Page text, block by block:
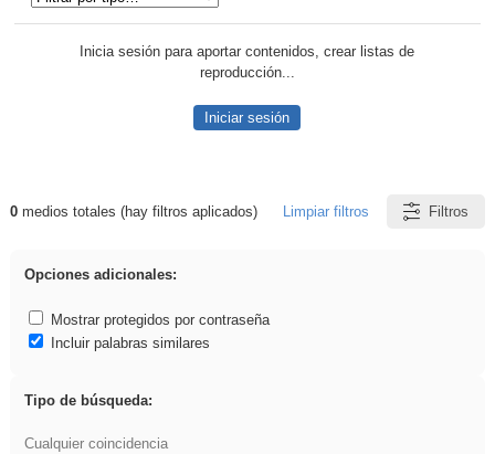
Inicia sesión para aportar contenidos, crear listas de
reproducción...
Iniciar sesión
Resultados de: Acinonyx
0medios totales (hay filtros aplicados) Limpiar filtros Filtros
Opciones adicionales:
Mostrar protegidos por contraseña
Incluir palabras similares
Tipo de búsqueda:
Cualquier coincidencia